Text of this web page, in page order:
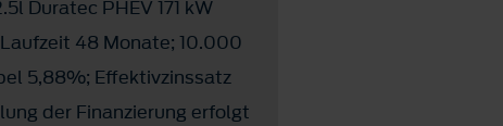
Duratec PHEV 171 kW
48 Monate; 10.000
5,88%; Effektivzinssatz
der Finanzierung erfolgt